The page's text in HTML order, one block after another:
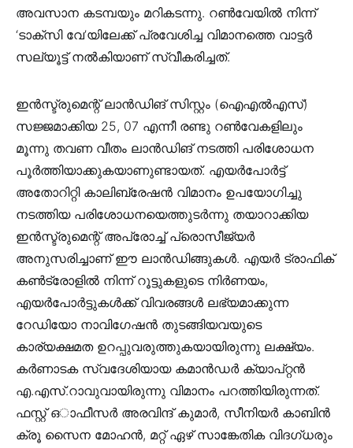
അവസാന കടമ്പയും മറികടന്നു. റൺവേയിൽ നിന്ന്
‘ടാക്സി വേ’യിലേക്ക് പ്രവേശിച്ച വിമാനത്തെ വാട്ടർ
സല്യൂട്ട് നൽകിയാണ് സ്വീകരിച്ചത്.
ഇൻസ്ട്രുമെന്റ് ലാൻഡിങ് സിസ്റ്റം (ഐഎൽഎസ്)
സജ്ജമാക്കിയ 25, 07 എന്നീ രണ്ടു റൺവേകളിലും
മൂന്നു തവണ വീതം ലാൻഡിങ് നടത്തി പരിശോധന
പൂർത്തിയാക്കുകയാണുണ്ടായത്. എയർപോർട്ട്
അതോറിറ്റി കാലിബ്രേഷൻ വിമാനം ഉപയോഗിച്ചു
നടത്തിയ പരിശോധനയെത്തുടർന്നു തയാറാക്കിയ
ഇൻസ്ട്രുമെന്റ് അപ്രോച്ച് പ്രൊസീജ്യർ
അനുസരിച്ചാണ് ഈ ലാൻഡിങ്ങുകൾ. എയർ ട്രാഫിക്
കൺട്രോളിൽ നിന്ന് റൂട്ടുകളുടെ നിർണയം,
എയർപോർട്ടുകൾക്ക് വിവരങ്ങൾ ലഭ്യമാക്കുന്ന
റേഡിയോ നാവിഗേഷൻ തുടങ്ങിയവയുടെ
കാര്യക്ഷമത ഉറപ്പുവരുത്തുകയായിരുന്നു ലക്ഷ്യം.
കർണാടക സ്വദേശിയായ കമാൻഡർ ക്യാപ്റ്റൻ
എ.എസ്.റാവുവായിരുന്നു വിമാനം പറത്തിയിരുന്നത്.
ഫസ്റ്റ് ഒാഫീസർ അരവിന്ദ് കുമാർ, സീനിയർ കാബിൻ
ക്രൂ സൈന മോഹൻ, മറ്റ് ഏഴ് സാങ്കേതിക വിദഗ്ധരും